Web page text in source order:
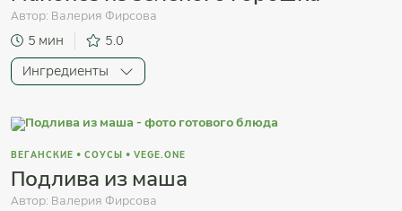
Автор: Валерия Фирсова
5 мин
5.0
Ингредиенты
ВЕГАНСКИЕ • СОУСЫ • VEGE.ONE
Подлива из маша
Автор: Валерия Фирсова